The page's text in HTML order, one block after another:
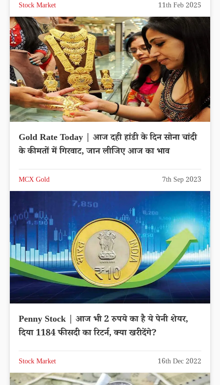
Stock Market 11th Feb 2025
Gold Rate Today | आज दही हांडी के दिन सोना चांदी
के कीमतों में गिरवाट, जान लीजिए आज का भाव
MCX Gold 7th Sep 2023
Penny Stock | आज भी 2 रुपये का है ये पेनी शेयर,
दिया 1184 फीसदी का रिटर्न, क्या खरीदेंगे?
Stock Market 16th Dec 2022